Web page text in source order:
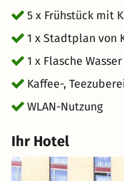
Hotelseite über die
Gastronomie. *Nach Buchung erhalten Sie vom Hotel
einen Pay-Link zur
5 x Frühstück mit
1 x Stadtplan von
1 x Flasche
Kaffee-,
WLAN-Nutzung
Ihr Hotel